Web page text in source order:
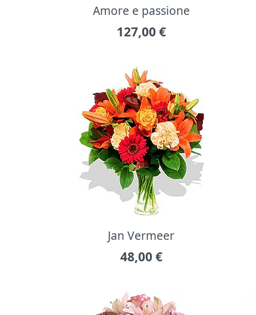
Amore e passione
127,00 €
Jan Vermeer
48,00 €